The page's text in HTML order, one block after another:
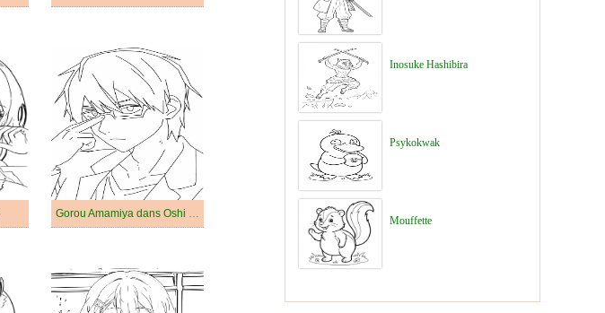
Gorou Amamiya dans Oshi No Ko
Inosuke Hashibira
Psykokwak
Mouffette